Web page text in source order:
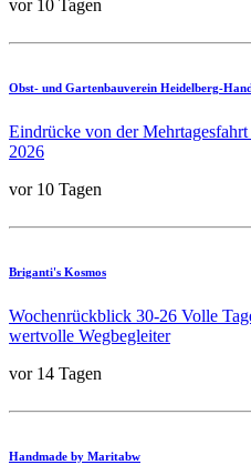
vor 10 Tagen
Obst- und Gartenbauverein Heidelberg-
Eindrücke von der
2026
vor 10 Tagen
Briganti's Kosmos
Wochenrückblick 30-26 Volle
wertvolle Wegbegleiter
vor 14 Tagen
Handmade by Maritabw